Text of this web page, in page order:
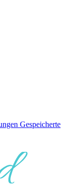
Gespeicherte